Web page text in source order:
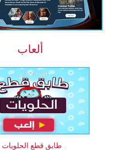
ألعاب
طابق قطع الحلويات